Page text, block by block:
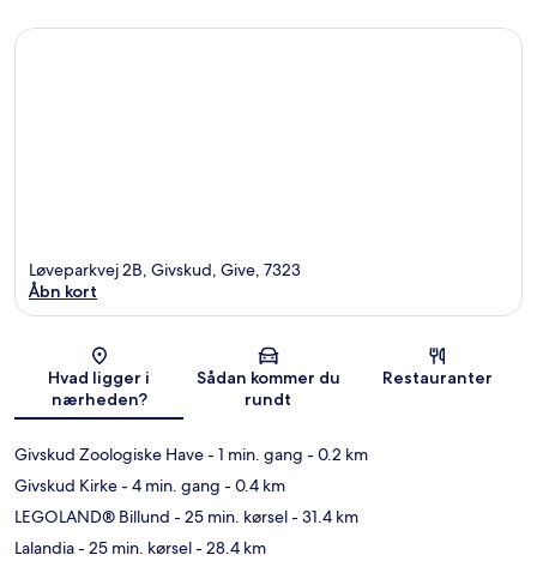
Kort
Løveparkvej 2B, Givskud, Give, 7323
Åbn kort
Hvad ligger i
nærheden?
Sådan kommer du
rundt
Restauranter
Givskud Zoologiske Have- 1 min. gang - 0.2 km
Givskud Kirke- 4 min. gang - 0.4 km
LEGOLAND® Billund - 25 min. kørsel- 31.4 km
Lalandia- 25 min. kørsel- 28.4 km